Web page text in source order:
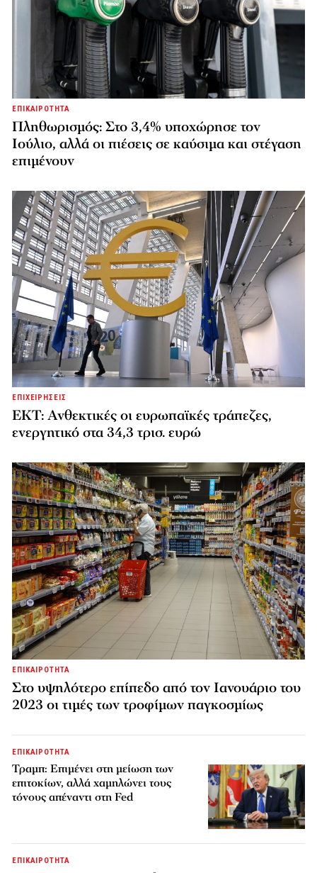
ΕΠΙΚΑΙΡΟΤΗΤΑ
Πληθωρισμός: Στο 3,4% υποχώρησε τον
Ιούλιο, αλλά οι πιέσεις σε καύσιμα και στέγαση
επιμένουν
ΕΠΙΧΕΙΡΗΣΕΙΣ
ΕΚΤ: Ανθεκτικές οι ευρωπαϊκές τράπεζες,
ενεργητικό στα 34,3 τρισ. ευρώ
ΕΠΙΚΑΙΡΟΤΗΤΑ
Στο υψηλότερο επίπεδο από τον Ιανουάριο του
2023 οι τιμές των τροφίμων παγκοσμίως
ΕΠΙΚΑΙΡΟΤΗΤΑ
Τραμπ: Επιμένει στη μείωση των
επιτοκίων, αλλά χαμηλώνει τους
τόνους απέναντι στη Fed
ΕΠΙΚΑΙΡΟΤΗΤΑ